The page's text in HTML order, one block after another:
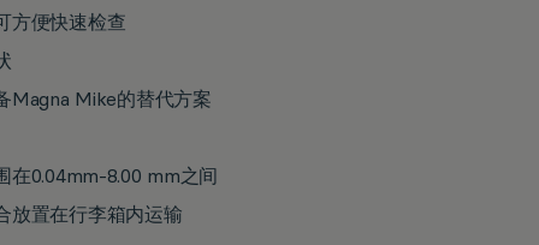
方便快速检查
Magna Mike的替代方案
在0.04mm-8.00 mm之间
放置在行李箱内运输